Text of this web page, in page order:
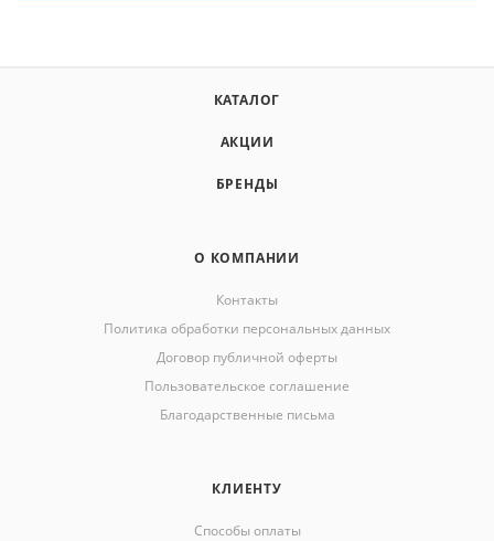
КАТАЛОГ
АКЦИИ
БРЕНДЫ
О КОМПАНИИ
Контакты
Политика обработки персональных данных
Договор публичной оферты
Пользовательское соглашение
Благодарственные письма
КЛИЕНТУ
Способы оплаты